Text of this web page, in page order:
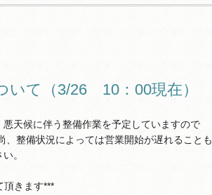
いて（3/26 10：00現在）
天候に伴う整備作業を予定していますので
、整備状況によっては営業開始が遅れることも
。
頂きます***